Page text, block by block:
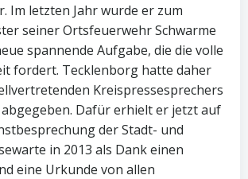
Im letzten Jahr wurde er zum
seiner Ortsfeuerwehr Schwarme
spannende Aufgabe, die die volle
fordert. Tecklenborg hatte daher
Kreispressesprechers
Dafür erhielt er jetzt auf
der Stadt- und
in 2013 als Dank einen
eine Urkunde von allen